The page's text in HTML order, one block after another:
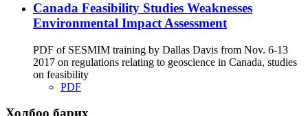
Canada Feasibility Studies Weaknesses
Environmental Impact Assessment
PDF of SESMIM training by Dallas Davis from Nov. 6-13
2017 on regulations relating to geoscience in Canada, studies
on feasibility
PDF